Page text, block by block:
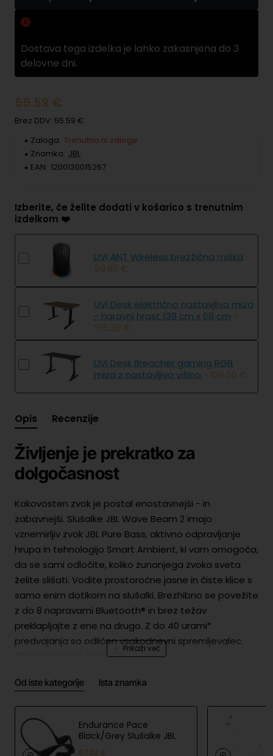
Dostava tega izdelka je lahko zakasnjena do 3
delovne dni.
55.59 €
Brez DDV: 55.59 €
Zaloga: Trenutno ni zaloge
Znamka: JBL
EAN: 1200130015267
Izberite, če želite dodati v košarico s trenutnim
izdelkom ❤️
UVI ANT Wireless brezžična miška -
59.90 €
UVI Desk električno nastavjliva miza
- naravni hrast 139 cm x 68 cm -
516.30 €
UVI Desk Breacher gaming RGB
miza z nastavljivo višino - 129.00 €
Opis Recenzije
Življenje je prekratko za
dolgočasnost
Kakovosten zvok je postal enostavnejši - in
zabavnejši. Slušalke JBL Wave Beam 2 imajo
vznemirljiv zvok JBL Pure Bass, aktivno odpravljanje
hrupa in tehnologijo Smart Ambient, ki vam omogoča,
da se sami odločite, koliko zunanjega zvoka sveta
želite slišati. Vodite prostoročne jasne in čiste klice s
samo enim dotikom na slušalki. Brezhibno se povežite
z do 8 napravami Bluetooth® in brez težav
preklapljajte z ene na drugo. Z do 40 urami*
predvajanja so odličen vsakodnevni spremljevalec.
(*z izklopljenim ANC)
Varnost izdelka
Bat
a in
Lithium-ion button cell|3.85V|3.85V,
50mAh|0.1925Wh|Priložen USB kabel:
Da|Priložen polnilec: Ne|PD USB: Ne|Min.
Od iste kategorije Ista znamka
Endurance Pace
Black/Grey Slušalke JBL
67.82 €